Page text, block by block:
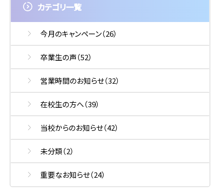
カテゴリ一覧
今月のキャンペーン（26）
卒業生の声（52）
営業時間のお知らせ（32）
在校生の方へ（39）
当校からのお知らせ（42）
未分類（2）
重要なお知らせ（24）